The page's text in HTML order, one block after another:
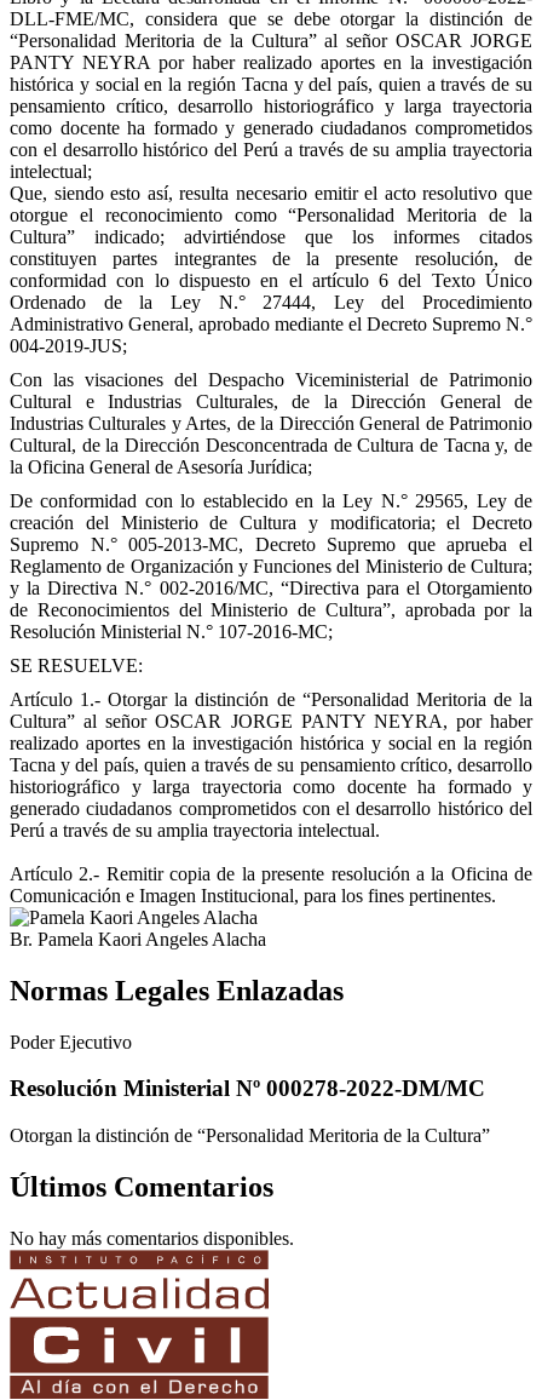
DLL-FME/MC, considera que se debe otorgar la distinción de
“Personalidad Meritoria de la Cultura” al señor OSCAR JORGE
PANTY NEYRA por haber realizado aportes en la investigación
histórica y social en la región Tacna y del país, quien a través de su
pensamiento crítico, desarrollo historiográfico y larga trayectoria
como docente ha formado y generado ciudadanos comprometidos
con el desarrollo histórico del Perú a través de su amplia trayectoria
intelectual;
Que, siendo esto así, resulta necesario emitir el acto resolutivo que
otorgue el reconocimiento como “Personalidad Meritoria de la
Cultura” indicado; advirtiéndose que los informes citados
constituyen partes integrantes de la presente resolución, de
conformidad con lo dispuesto en el artículo 6 del Texto Único
Ordenado de la Ley N.° 27444, Ley del Procedimiento
Administrativo General, aprobado mediante el Decreto Supremo N.°
004-2019-JUS;
Con las visaciones del Despacho Viceministerial de Patrimonio
Cultural e Industrias Culturales, de la Dirección General de
Industrias Culturales y Artes, de la Dirección General de Patrimonio
Cultural, de la Dirección Desconcentrada de Cultura de Tacna y, de
la Oficina General de Asesoría Jurídica;
De conformidad con lo establecido en la Ley N.° 29565, Ley de
creación del Ministerio de Cultura y modificatoria; el Decreto
Supremo N.° 005-2013-MC, Decreto Supremo que aprueba el
Reglamento de Organización y Funciones del Ministerio de Cultura;
y la Directiva N.° 002-2016/MC, “Directiva para el Otorgamiento
de Reconocimientos del Ministerio de Cultura”, aprobada por la
Resolución Ministerial N.° 107-2016-MC;
SE RESUELVE:
Artículo 1.-Otorgar la distinción de “Personalidad Meritoria de la
Cultura” al señor OSCAR JORGE PANTY NEYRA, por haber
realizado aportes en la investigación histórica y social en la región
Tacna y del país, quien a través de su pensamiento crítico, desarrollo
historiográfico y larga trayectoria como docente ha formado y
generado ciudadanos comprometidos con el desarrollo histórico del
Perú a través de su amplia trayectoria intelectual.
Artículo 2.- Remitir copia de la presente resolución a la Oficina de
Comunicación e Imagen Institucional, para los fines pertinentes.
Br. Pamela Kaori Angeles Alacha
Normas Legales Enlazadas
Poder Ejecutivo
Resolución Ministerial Nº 000278-2022-DM/MC
Otorgan la distinción de “Personalidad Meritoria de la Cultura”
Últimos Comentarios
No hay más comentarios disponibles.